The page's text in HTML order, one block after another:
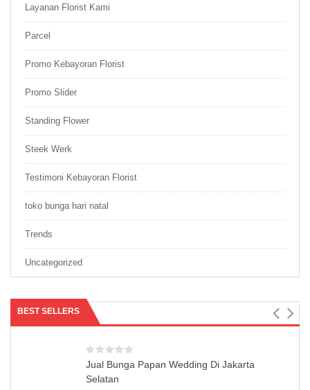
Layanan Florist Kami
Parcel
Promo Kebayoran Florist
Promo Slider
Standing Flower
Steek Werk
Testimoni Kebayoran Florist
toko bunga hari natal
Trends
Uncategorized
BEST SELLERS
Jual Bunga Papan Wedding Di Jakarta
Selatan